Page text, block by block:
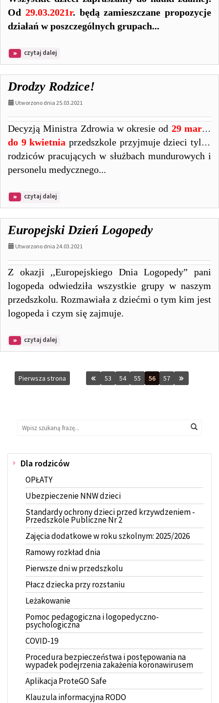
Od 29.03.2021r. będą zamieszczane propozycje
działań w poszczególnych grupach...
czytaj dalej
Drodzy Rodzice!
Utworzono dnia 25.03.2021
Decyzją Ministra Zdrowia w okresie od 29 marca
do 9 kwietnia przedszkole przyjmuje dzieci tylko
rodziców pracujących w służbach mundurowych i
personelu medycznego...
czytaj dalej
Europejski Dzień Logopedy
Utworzono dnia 24.03.2021
Z okazji ,,Europejskiego Dnia Logopedy” pani
logopeda odwiedziła wszystkie grupy w naszym
przedszkolu. Rozmawiała z dziećmi o tym kim jest
logopeda i czym się zajmuje.
czytaj dalej
Logopedy
Pierwsza strona 53 54 55 56 57
Wyszukiwarka
Wyszukaj
Menu
Dla rodziców
OPŁATY
Ubezpieczenie NNW dzieci
Standardy ochrony dzieci przed krzywdzeniem -
Przedszkole Publiczne Nr 2
Zajęcia dodatkowe w roku szkolnym: 2025/2026
Ramowy rozkład dnia
Pierwsze dni w przedszkolu
Płacz dziecka przy rozstaniu
Leżakowanie
Pomoc pedagogiczna i logopedyczno-
psychologiczna
COVID-19
Procedura bezpieczeństwa i postępowania na
wypadek podejrzenia zakażenia koronawirusem
Aplikacja ProteGO Safe
Klauzula informacyjna RODO